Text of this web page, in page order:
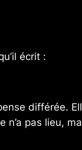
écrit :
différée.
n’a pas lieu,